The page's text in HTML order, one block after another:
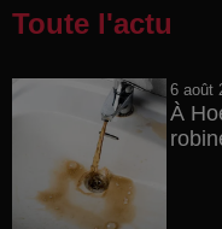
Toute l'actu
6 août
À